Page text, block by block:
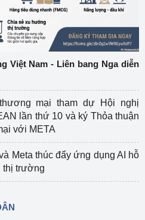
Việt Nam - Liên bang Nga diễn
mại tham dự Hội nghị
lần thứ 10 và ký Thỏa thuận
với META
Meta thúc đẩy ứng dụng AI hỗ
thị trường